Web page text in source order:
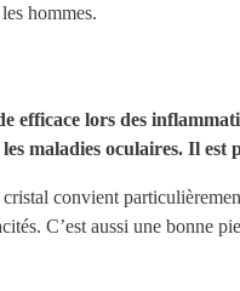
hommes.
efficace lors des
maladies oculaires. Il est
convient
C’est aussi une bonne